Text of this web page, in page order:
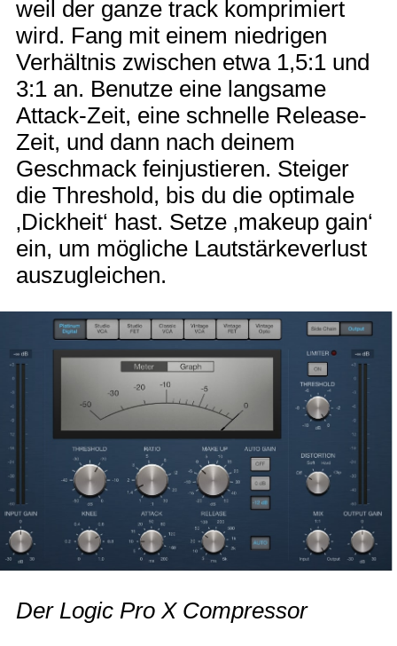
weil der ganze track komprimiert
wird. Fang mit einem niedrigen
Verhältnis zwischen etwa 1,5:1 und
3:1 an. Benutze eine langsame
Attack-Zeit, eine schnelle Release-
Zeit, und dann nach deinem
Geschmack feinjustieren. Steiger
die Threshold, bis du die optimale
‚Dickheit‘ hast. Setze ‚makeup gain‘
ein, um mögliche Lautstärkeverlust
auszugleichen.
Der Logic Pro X Compressor